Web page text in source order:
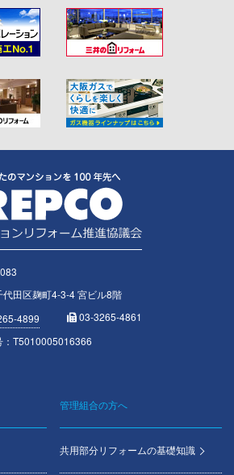
代田区麹町4-3-4 宮ビル8階
4899
03-3265-4861
：T5010005016366
管理組合の方へ
共用部分リフォームの基礎知識